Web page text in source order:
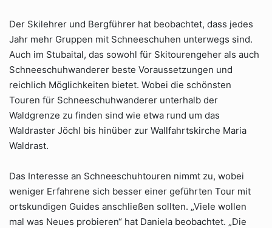
Der Skilehrer und Bergführer hat beobachtet, dass jedes
Jahr mehr Gruppen mit Schneeschuhen unterwegs sind.
Auch im Stubaital, das sowohl für Skitourengeher als auch
Schneeschuhwanderer beste Voraussetzungen und
reichlich Möglichkeiten bietet. Wobei die schönsten
Touren für Schneeschuhwanderer unterhalb der
Waldgrenze zu finden sind wie etwa rund um das
Waldraster Jöchl bis hinüber zur Wallfahrtskirche Maria
Waldrast.
Das Interesse an Schneeschuhtouren nimmt zu, wobei
weniger Erfahrene sich besser einer geführten Tour mit
ortskundigen Guides anschließen sollten. „Viele wollen
mal was Neues probieren“ hat Daniela beobachtet. „Die